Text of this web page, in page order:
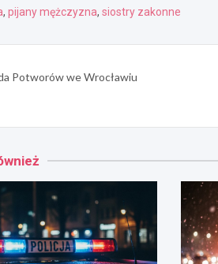
, pijany mężczyzna, siostry zakonne
Potworów we Wrocławiu